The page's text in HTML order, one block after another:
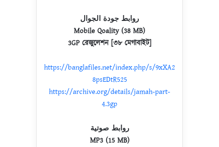
روابط جودة الجوال
Mobile Qoality (38 MB)
3GP রেজুলেশন [৩৮ মেগাবাইট]
https://banglafiles.net/index.php/s/9xXA2
8psEDtR525
https://archive.org/details/jamah-part-
4.3gp
روابط صوتية
MP3 (15 MB)